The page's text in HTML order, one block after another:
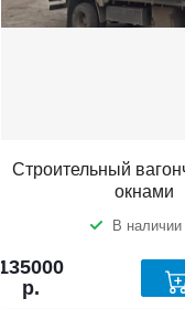
Строительный
окнами
В наличии
135000
р.